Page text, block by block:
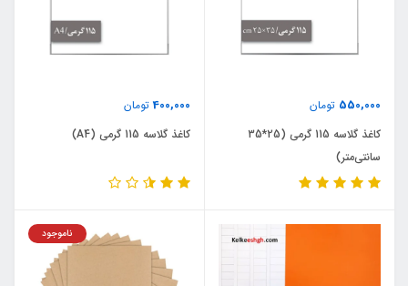
550,000 تومان
کاغذ گلاسه 115 گرمی (25*35
سانتی‌متر)
400,000 تومان
کاغذ گلاسه 115 گرمی (A4)
ناموجود